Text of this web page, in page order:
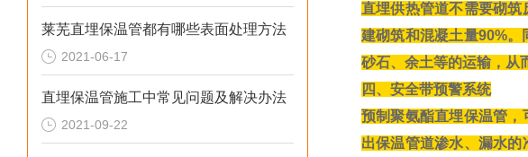
莱芜直埋保温管都有哪些表面处理方法
2021-06-17
直埋保温管施工中常见问题及解决办法
2021-09-22
直埋供热管道不需要砌
建砌筑和混凝土量90%。
砂石、余土等的运输，从
四、安全带预警系统
预制聚氨酯直埋保温管
出保温管道渗水、漏水